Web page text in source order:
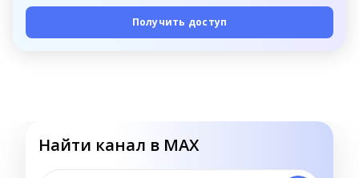
Получить доступ
Найти канал в MAX